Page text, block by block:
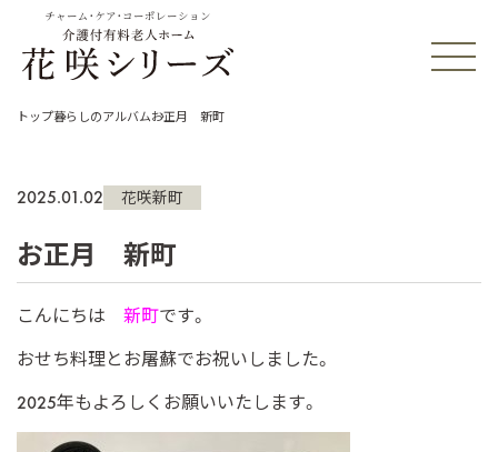
チャーム・ケア・コーポレーション
トップ暮らしのアルバムお正月 新町
2025.01.02 花咲新町
お正月 新町
こんにちは 新町です。
おせち料理とお屠蘇でお祝いしました。
2025年もよろしくお願いいたします。